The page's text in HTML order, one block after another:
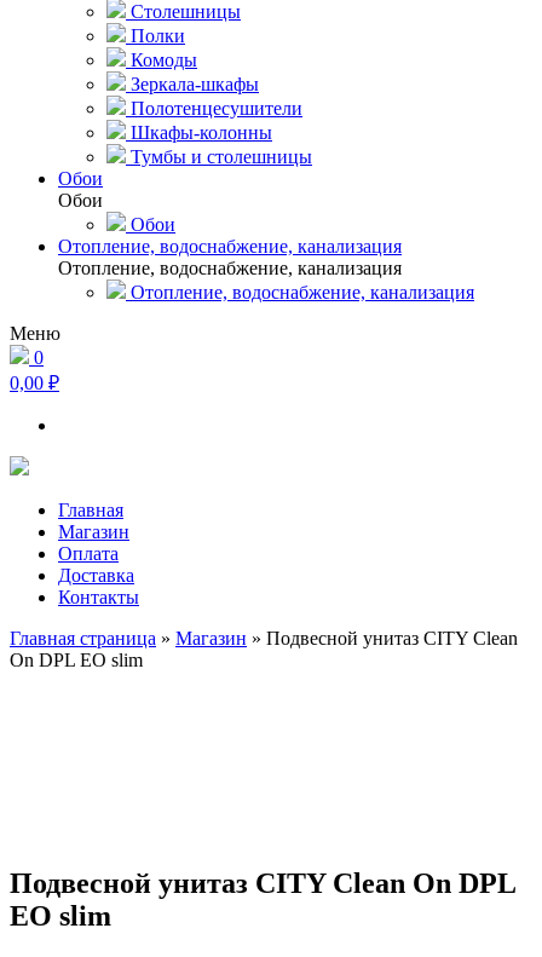
Столешницы
Полки
Комоды
Зеркала-шкафы
Полотенцесушители
Шкафы-колонны
Тумбы и столешницы
Обои
Обои
Обои
Отопление, водоснабжение, канализация
Отопление, водоснабжение, канализация
Отопление, водоснабжение, канализация
Меню
0
0,00 ₽
Главная
Магазин
Оплата
Доставка
Контакты
Главная страница » Магазин » Подвесной унитаз CITY Clean
On DPL EO slim
Подвесной унитаз CITY Clean On DPL
EO slim